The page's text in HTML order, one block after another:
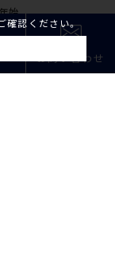
お問い合わせ
始
確認ください。